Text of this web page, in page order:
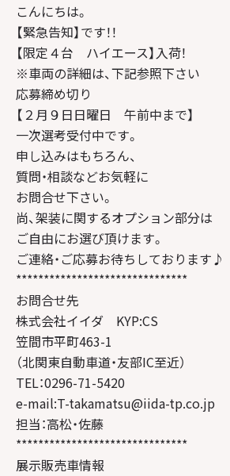
こんにちは。
【緊急告知】です！！
【限定４台 ハイエース】入荷！
※車両の詳細は、下記参照下さい
応募締め切り
【２月９日日曜日 午前中まで】
一次選考受付中です。
申し込みはもちろん、
質問・相談などお気軽に
お問合せ下さい。
尚、架装に関するオプション部分は
ご自由にお選び頂けます。
ご連絡・ご応募お待ちしております♪
*******************************
お問合せ先
株式会社イイダ KYP:CS
笠間市平町463-1
（北関東自動車道・友部IC至近）
TEL：0296-71-5420
e-mail:T-takamatsu@iida-tp.co.jp
担当：高松・佐藤
*******************************
展示販売車情報